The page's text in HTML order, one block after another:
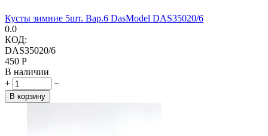
Кусты зимние 5шт. Вар.6 DasModel DAS35020/6
0.0
КОД:
DAS35020/6
‍450‍ Р
В наличии
+
−
В корзину